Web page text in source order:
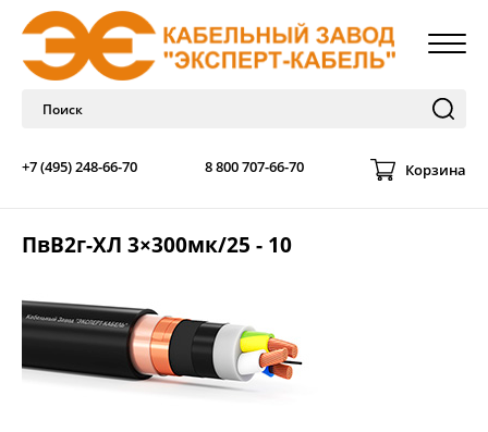
+7 (495) 248-66-70 8 800 707-66-70 Корзина
ПвВ2г-ХЛ 3×300мк/25 - 10